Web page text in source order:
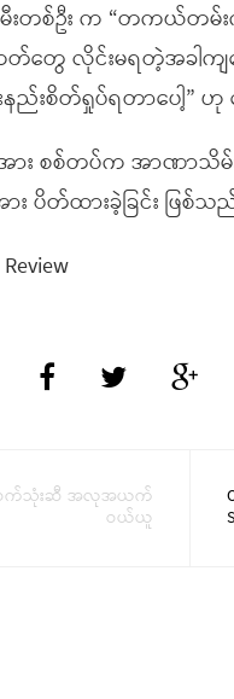
းတစ်ဦး က “တကယ်တမ်း
ကတ်တွေ လိုင်းမရတဲ့အခါ
းစိတ်ရှုပ်ရတာပေါ့” ဟု
း စစ်တပ်က အာဏာသိမ်း
ပိတ်ထားခဲ့ခြင်း ဖြစ်သ
စက်သုံးဆီ အလုအယက်
ဝယ်ယူ